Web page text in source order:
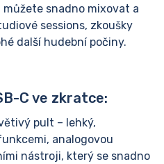
snadno mixovat a
sessions, zkoušky
další hudební počiny.
C ve zkratce:
pult – lehký,
analogovou
nástroji, který se snadno